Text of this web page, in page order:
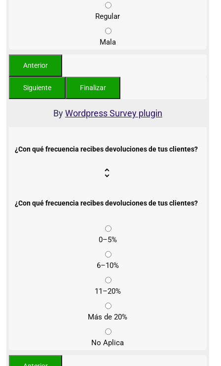
Regular
Mala
ByWordpress Survey plugin
¿Con qué frecuencia recibes devoluciones de tus clientes?
¿Con qué frecuencia recibes devoluciones de tus clientes?
0–5%
6–10%
11–20%
Más de 20%
No Aplica